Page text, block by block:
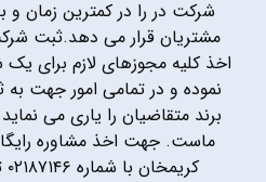
شرکت در را در کمترین زمان و
مشتریان قرار می دهد.ثبت
اخذ کلیه مجوزهای لازم برای
نموده و در تمامی امور جهت
برند متقاضیان را یاری می
ماست. جهت اخذ مشاوره
کریمخان با شماره ۰۲۱۸۷۱۴۶ تماس حاصل فرمایید.